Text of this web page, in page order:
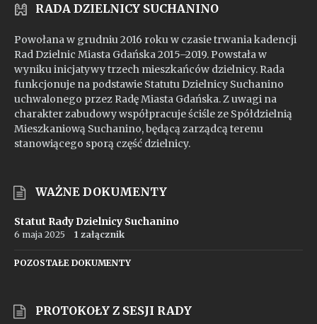
RADA DZIELNICY SUCHANINO
Powołana w grudniu 2016 roku w czasie trwania kadencji
Rad Dzielnic Miasta Gdańska 2015–2019. Powstała w
wyniku inicjatywy trzech mieszkańców dzielnicy. Rada
funkcjonuje na podstawie Statutu Dzielnicy Suchanino
uchwalonego przez Radę Miasta Gdańska. Z uwagi na
charakter zabudowy współpracuje ściśle ze Spółdzielnią
Mieszkaniową Suchanino, będącą zarządcą terenu
stanowiącego sporą część dzielnicy.
WAŻNE DOKUMENTY
Statut Rady Dzielnicy Suchanino
6 maja 2025 1 załącznik
POZOSTAŁE DOKUMENTY
PROTOKOŁY Z SESJI RADY